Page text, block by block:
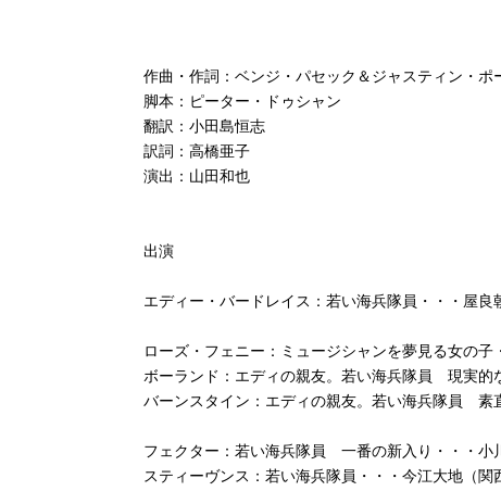
作曲・作詞：ベンジ・パセック＆ジャスティン・ポ
脚本：ピーター・ドゥシャン
翻訳：小田島恒志
訳詞：高橋亜子
演出：山田和也
出演
エディー・バードレイス：若い海兵隊員・・・屋良
ローズ・フェニー：ミュージシャンを夢見る女の子
ボーランド：エディの親友。若い海兵隊員 現実的
バーンスタイン：エディの親友。若い海兵隊員 素
フェクター：若い海兵隊員 一番の新入り・・・小
スティーヴンス：若い海兵隊員・・・今江大地（関